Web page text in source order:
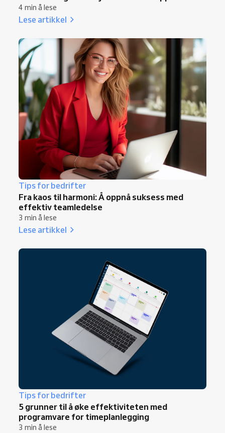
4 min å lese
Lese artikkel
Tips for bedrifter
Fra kaos til harmoni: Å oppnå suksess med
effektiv teamledelse
3 min å lese
Lese artikkel
Tips for bedrifter
5 grunner til å øke effektiviteten med
programvare for timeplanlegging
3 min å lese